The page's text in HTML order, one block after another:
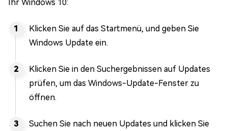
Ihr Windows 10:
Klicken Sie auf das Startmenü, und geben Sie
Windows Update ein.
Klicken Sie in den Suchergebnissen auf Updates
prüfen, um das Windows-Update-Fenster zu
öffnen.
Suchen Sie nach neuen Updates und klicken Sie